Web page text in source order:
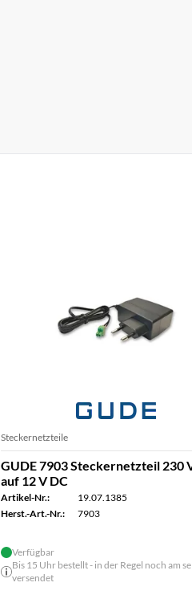
Steckernetzteile
GUDE 7903 Steckernetzteil 230
auf 12 V DC
Artikel-Nr.:
19.07.1385
Herst.-Art.-Nr.:
7903
Verfügbar
Bis 15 Uhr bestellt - in der Regel noch am
versendet